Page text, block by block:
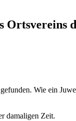
Ortsvereins
Wie ein
damaligen Zeit.